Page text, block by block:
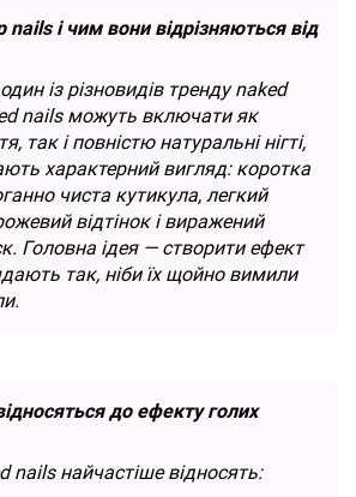
і чим вони відрізняються від
із різновидів тренду naked
nails можуть включати як
так і повністю натуральні нігті,
характерний вигляд: коротка
чиста кутикула, легкий
відтінок і виражений
Головна ідея — створити ефект
так, ніби їх щойно вимили
до ефекту голих
nails найчастіше відносять: